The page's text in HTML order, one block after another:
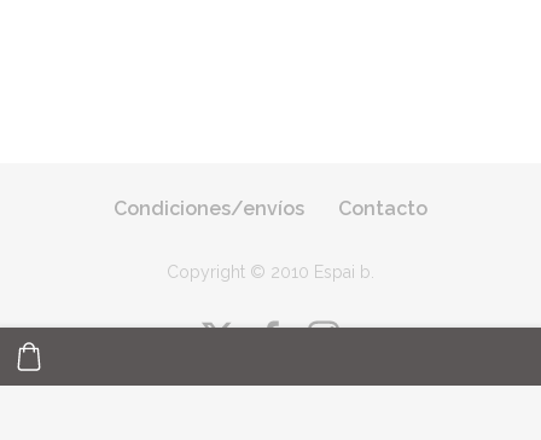
Condiciones/envíos Contacto
Copyright © 2010 Espai b